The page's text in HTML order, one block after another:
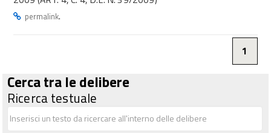
permalink.
1
Cerca tra le delibere
Ricerca testuale